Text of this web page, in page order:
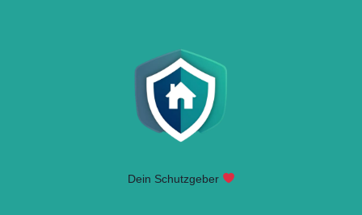
Dein Schutzgeber